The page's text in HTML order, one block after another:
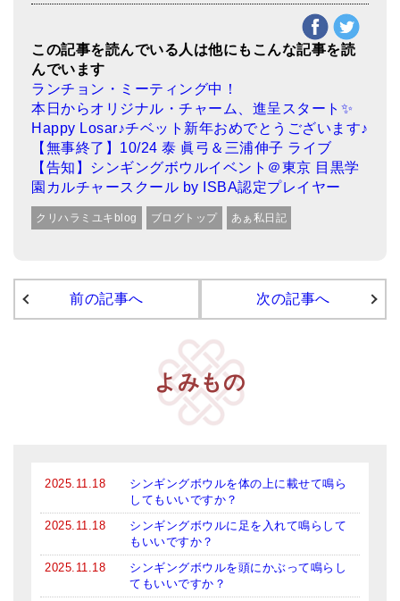
この記事を読んでいる人は他にもこんな記事を読
んでいます
ランチョン・ミーティング中！
本日からオリジナル・チャーム、進呈スタート✨
Happy Losar♪チベット新年おめでとうございます♪
【無事終了】10/24 泰 眞弓＆三浦伸子 ライブ
【告知】シンギングボウルイベント＠東京 目黒学
園カルチャースクール by ISBA認定プレイヤー
クリハラミユキblog ブログトップ あぁ私日記
前の記事へ 次の記事へ
よみもの
2025.11.18
シンギングボウルを体の上に載せて鳴ら
してもいいですか？
2025.11.18
シンギングボウルに足を入れて鳴らして
もいいですか？
2025.11.18
シンギングボウルを頭にかぶって鳴らし
てもいいですか？